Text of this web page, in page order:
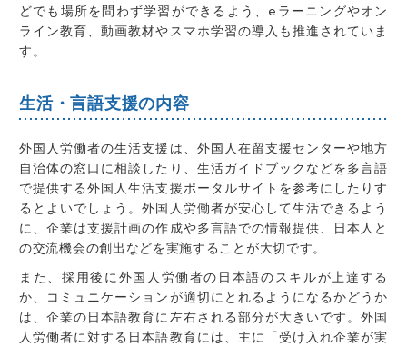
どでも場所を問わず学習ができるよう、eラーニングやオン
ライン教育、動画教材やスマホ学習の導入も推進されていま
す。
生活・言語支援の内容
外国人労働者の生活支援は、外国人在留支援センターや地方
自治体の窓口に相談したり、生活ガイドブックなどを多言語
で提供する外国人生活支援ポータルサイトを参考にしたりす
るとよいでしょう。外国人労働者が安心して生活できるよう
に、企業は支援計画の作成や多言語での情報提供、日本人と
の交流機会の創出などを実施することが大切です。
また、採用後に外国人労働者の日本語のスキルが上達する
か、コミュニケーションが適切にとれるようになるかどうか
は、企業の日本語教育に左右される部分が大きいです。外国
人労働者に対する日本語教育には、主に「受け入れ企業が実